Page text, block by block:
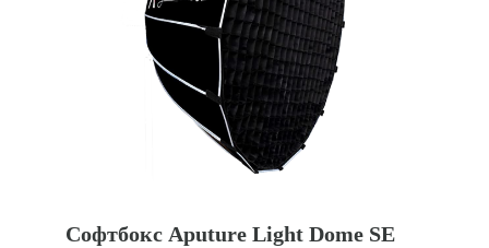
Софтбокс Aputure Light Dome SE